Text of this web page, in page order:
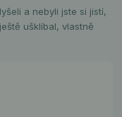
a nebyli jste si jistí,
ušklíbal, vlastně